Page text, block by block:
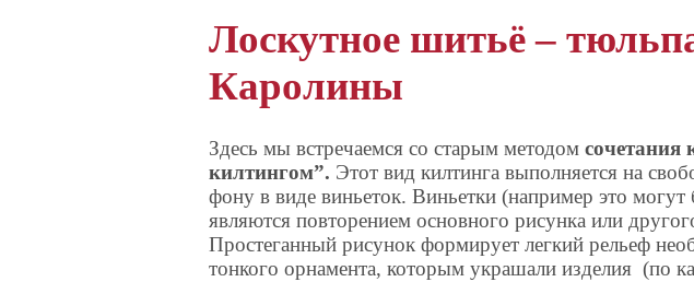
Лоскутное шитьё –
Каролины
Здесь мы встречаемся со старым методомсочетания
килтингом”. Этот вид килтинга выполняется на
фону в виде виньеток. Виньетки (например это
являются повторением основного рисунка или
Простеганный рисунок формирует легкий рельеф
тонкого орнамента, которым украшали изделия (по